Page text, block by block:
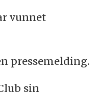
vunnet
pressemelding.
sin